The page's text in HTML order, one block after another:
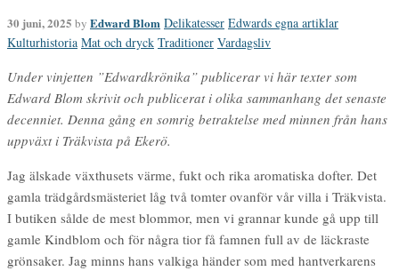
30 juni, 2025 by Edward Blom Delikatesser Edwards egna artiklar
Kulturhistoria Mat och dryck Traditioner Vardagsliv
Under vinjetten ”Edwardkrönika” publicerar vi här texter som
Edward Blom skrivit och publicerat i olika sammanhang det senaste
decenniet. Denna gång en somrig betraktelse med minnen från hans
uppväxt i Träkvista på Ekerö.
Jag älskade växthusets värme, fukt och rika aromatiska dofter. Det
gamla trädgårdsmästeriet låg två tomter ovanför vår villa i Träkvista.
I butiken sålde de mest blommor, men vi grannar kunde gå upp till
gamle Kindblom och för några tior få famnen full av de läckraste
grönsaker. Jag minns hans valkiga händer som med hantverkarens